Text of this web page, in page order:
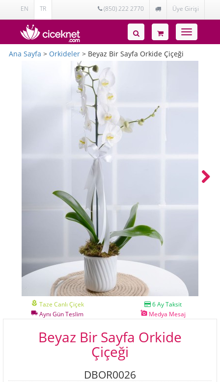
EN TR (850) 222 2770 Üye Girişi
Toggle
navigation
Ana Sayfa > Orkideler > Beyaz Bir Sayfa Orkide Çiçeği
local_florist Taze Canlı Çiçek 6 Ay Taksit
local_shipping Aynı Gün Teslim add_a_photoMedya Mesaj
Beyaz Bir Sayfa Orkide
Çiçeği
DBOR0026